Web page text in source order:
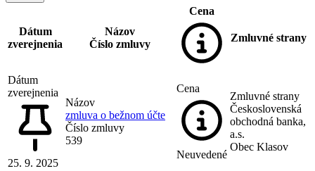
Dátum
zverejnenia
Názov
Číslo zmluvy
Cena
Zmluvné strany
Dátum
zverejnenia
25. 9. 2025
Názov
zmluva o bežnom účte
Číslo zmluvy
539
Cena
Neuvedené
Zmluvné strany
Československá
obchodná banka,
a.s.
Obec Klasov